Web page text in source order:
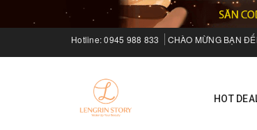
Hotline:0945 988 833 CHÀO MỪNG BẠN
HOT